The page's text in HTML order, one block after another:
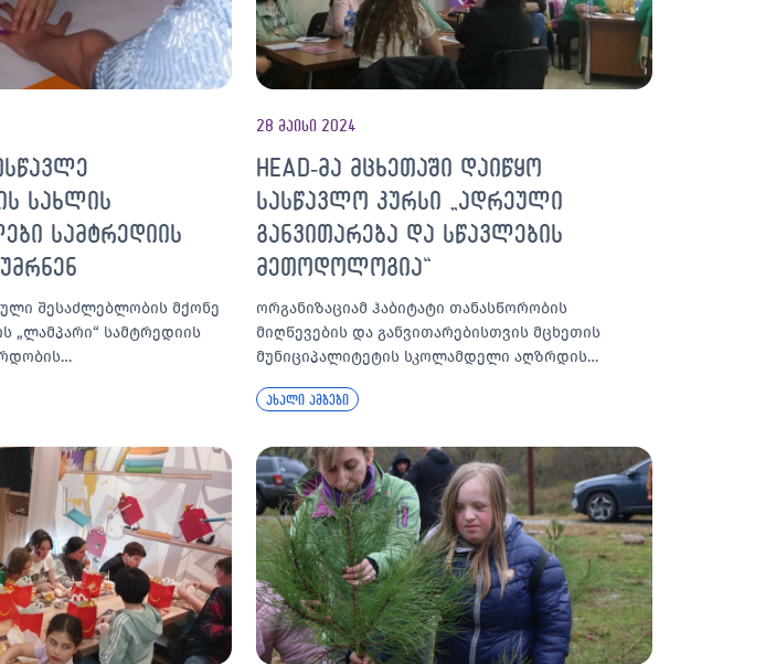
სახლის
სამტრედიის
შესაძლებლობის მქონე
„ლამპარი“ სამტრედიის
28 მაისი 2024
HEAD-მა მცხეთაში დაიწყო
სასწავლო კურსი „ადრეული
განვითარება და სწავლების
მეთოდოლოგია“
ორგანიზაციამ ჰაბიტატი თანასწორობის
მიღწევების და განვითარებისთვის მცხეთის
მუნიციპალიტეტის სკოლამდელი აღზრდის…
ახალი ამბები